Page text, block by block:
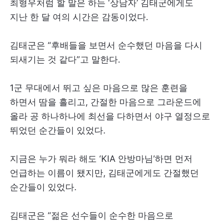
최형우처럼 할 말은 하는 ‘상남자’ 김태군에게도
지난 한 달 여의 시간은 감동이었다.
김태군은 “후배들을 보면서 순수했던 마음을 다시
되새기는 것 같다”고 말한다.
1군 무대에서 뛰고 싶은 마음으로 많은 훈련을
하면서 땀을 흘리고, 간절한 마음으로 그라운드에
올라 공 하나하나에 최선을 다하면서 야구 열정으로
뛰었던 순간들이 있었다.
지금은 누가 뭐라 해도 ‘KIA 안방마님’하면 먼저
언급하는 이름이 됐지만, 김태군에게도 간절했던
순간들이 있었다.
김태군은 “젊은 선수들이 순수한 마음으로